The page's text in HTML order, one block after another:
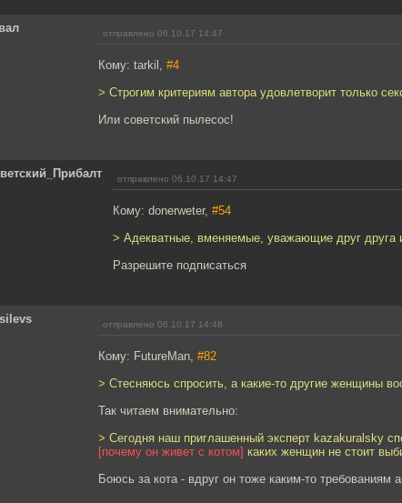
отправлено 06.10.17 14:47
Кому: tarkil, #4
> Строгим критериям автора удовлетворит только
Или советский пылесос!
отправлено 06.10.17 14:47
Кому: donerweter, #54
> Адекватные, вменяемые, уважающие друг друга
Разрешите подписаться
отправлено 06.10.17 14:48
Кому: FutureMan, #82
> Стесняюсь спросить, а какие-то другие женщины
Так читаем внимательно:
> Сегодня наш приглашенный эксперт kazakuralsky
[почему он живет с котом] каких женщин не стоит
Боюсь за кота - вдруг он тоже каким-то требованиям